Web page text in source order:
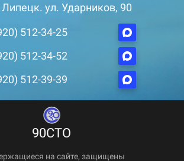
Липецк. ул. Ударников, 90
512-34-25
512-34-52
512-39-39
90СТО
на сайте, защищены